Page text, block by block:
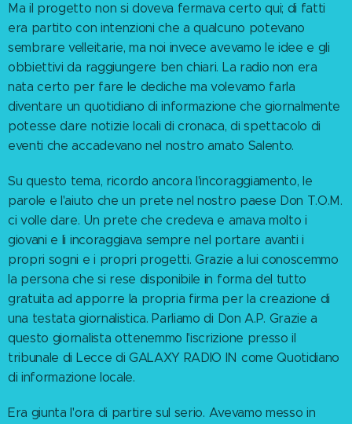
Ma il progetto non si doveva fermava certo qui; di fatti
era partito con intenzioni che a qualcuno potevano
sembrare velleitarie, ma noi invece avevamo le idee e gli
obbiettivi da raggiungere ben chiari. La radio non era
nata certo per fare le dediche ma volevamo farla
diventare un quotidiano di informazione che giornalmente
potesse dare notizie locali di cronaca, di spettacolo di
eventi che accadevano nel nostro amato Salento.
Su questo tema, ricordo ancora l'incoraggiamento, le
parole e l'aiuto che un prete nel nostro paese Don T.O.M.
ci volle dare. Un prete che credeva e amava molto i
giovani e li incoraggiava sempre nel portare avanti i
propri sogni e i propri progetti. Grazie a lui conoscemmo
la persona che si rese disponibile in forma del tutto
gratuita ad apporre la propria firma per la creazione di
una testata giornalistica. Parliamo di Don A.P. Grazie a
questo giornalista ottenemmo l'iscrizione presso il
tribunale di Lecce di GALAXY RADIO IN come Quotidiano
di informazione locale.
Era giunta l'ora di partire sul serio. Avevamo messo in